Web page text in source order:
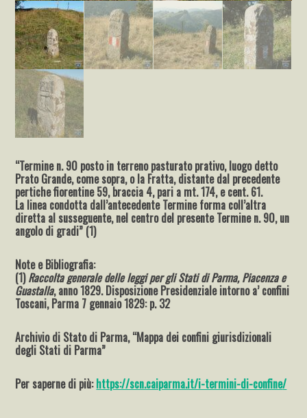
“Termine n. 90 posto in terreno pasturato prativo, luogo detto
Prato Grande, come sopra, o la Fratta, distante dal precedente
pertiche fiorentine 59, braccia 4, pari a mt. 174, e cent. 61.
La linea condotta dall’antecedente Termine forma coll’altra
diretta al susseguente, nel centro del presente Termine n. 90, un
angolo di gradi” (1)
Note e Bibliografia:
(1)Raccolta generale delle leggi per gli Stati di Parma, Piacenza e
Guastalla, anno 1829. Disposizione Presidenziale intorno a’ confini
Toscani, Parma 7 gennaio 1829: p. 32
Archivio di Stato di Parma, “Mappa dei confini giurisdizionali
degli Stati di Parma”
Per saperne di più:https://scn.caiparma.it/i-termini-di-confine/